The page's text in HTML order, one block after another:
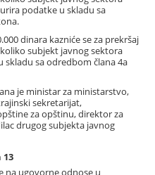
podatke u skladu sa
dinara kazniće se za prekršaj
subjekt javnog sektora
sa odredbom člana 4a
je ministar za ministarstvo,
sekretarijat,
za opštinu, direktor za
drugog subjekta javnog
13
na ugovorne odnose u